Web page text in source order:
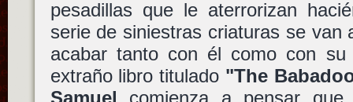
pesadillas que le aterrorizan
serie de siniestras criaturas se van
acabar tanto con él como con
extraño libro titulado "The
Samuel comienza a pensar